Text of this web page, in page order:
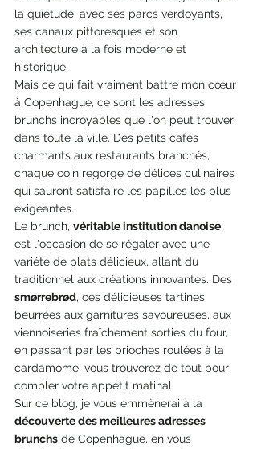
la quiétude, avec ses parcs verdoyants,
ses canaux pittoresques et son
architecture à la fois moderne et
historique.
Mais ce qui fait vraiment battre mon cœur
à Copenhague, ce sont les adresses
brunchs incroyables que l'on peut trouver
dans toute la ville. Des petits cafés
charmants aux restaurants branchés,
chaque coin regorge de délices culinaires
qui sauront satisfaire les papilles les plus
exigeantes.
Le brunch, véritable institution danoise,
est l'occasion de se régaler avec une
variété de plats délicieux, allant du
traditionnel aux créations innovantes. Des
smørrebrød, ces délicieuses tartines
beurrées aux garnitures savoureuses, aux
viennoiseries fraîchement sorties du four,
en passant par les brioches roulées à la
cardamome, vous trouverez de tout pour
combler votre appétit matinal.
Sur ce blog, je vous emmènerai à la
découverte des meilleures adresses
brunchs de Copenhague, en vous